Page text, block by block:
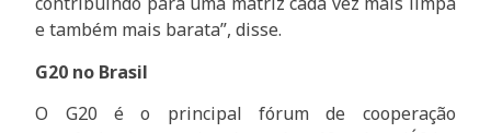
e também mais barata”, disse.
G20 no Brasil
O G20 é o principal fórum de cooperação